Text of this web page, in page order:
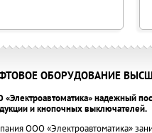
ОБОРУДОВАНИЕ
надежный
и кнопочных выключателей.
ООО «Электроавтоматика»